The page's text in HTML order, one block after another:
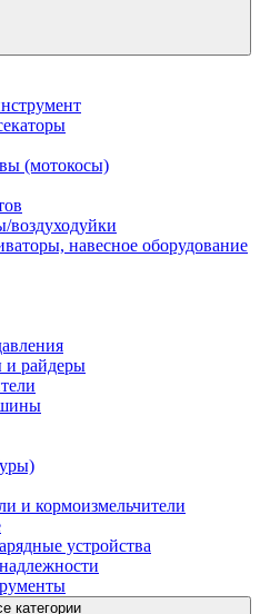
(мотокосы)
воздуходуйки
навесное оборудование
и райдеры
и кормоизмельчители
устройства
категории